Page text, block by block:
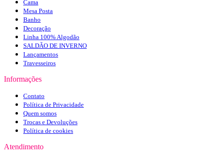
Cama
Mesa Posta
Banho
Decoração
Linha 100% Algodão
SALDÃO DE INVERNO
Lançamentos
Travesseiros
Informações
Contato
Política de Privacidade
Quem somos
Trocas e Devoluções
Política de cookies
Atendimento